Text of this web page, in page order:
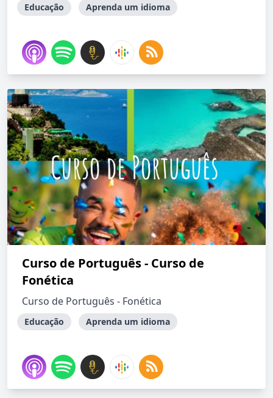
Educação Aprenda um idioma
Curso de Português - Curso de
Fonética
Curso de Português - Fonética
Educação Aprenda um idioma